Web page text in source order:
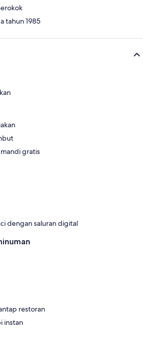
tahun 1985
gratis
dengan saluran digital
restoran
instan